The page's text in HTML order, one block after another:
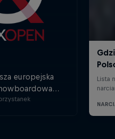
europejska
z zawodami